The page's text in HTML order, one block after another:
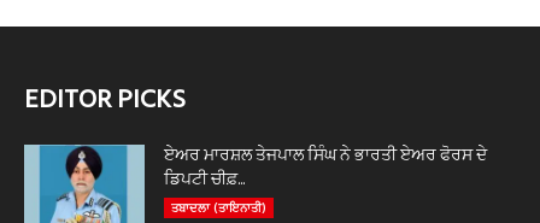
EDITOR PICKS
ਏਅਰ ਮਾਰਸ਼ਲ ਤੇਜਪਾਲ ਸਿੰਘ ਨੇ ਭਾਰਤੀ ਏਅਰ ਫੋਰਸ ਦੇ
ਡਿਪਟੀ ਚੀਫ਼...
ਤਬਾਦਲਾ (ਤਾਇਨਾਤੀ)